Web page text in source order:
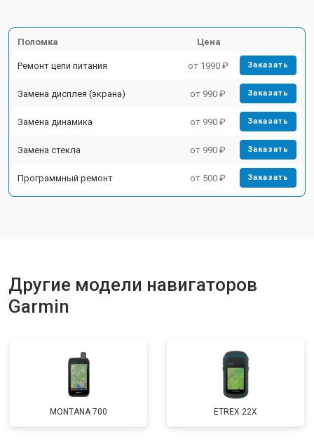
Поломка Цена
Ремонт цепи питания от 1990 ₽ Заказать
Замена дисплея (экрана) от 990 ₽ Заказать
Замена динамика от 990 ₽ Заказать
Замена стекла от 990 ₽ Заказать
Программный ремонт от 500 ₽ Заказать
Другие модели навигаторов
Garmin
MONTANA 700 ETREX 22X